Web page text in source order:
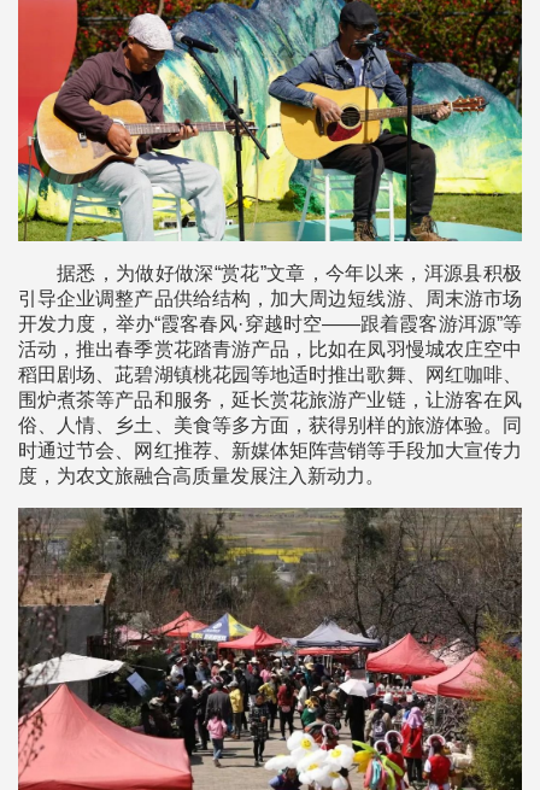
据悉，为做好做深“赏花”文章，今年以来，洱源县积极
引导企业调整产品供给结构，加大周边短线游、周末游市场
开发力度，举办“霞客春风·穿越时空——跟着霞客游洱源”等
活动，推出春季赏花踏青游产品，比如在凤羽慢城农庄空中
稻田剧场、茈碧湖镇桃花园等地适时推出歌舞、网红咖啡、
围炉煮茶等产品和服务，延长赏花旅游产业链，让游客在风
俗、人情、乡土、美食等多方面，获得别样的旅游体验。同
时通过节会、网红推荐、新媒体矩阵营销等手段加大宣传力
度，为农文旅融合高质量发展注入新动力。